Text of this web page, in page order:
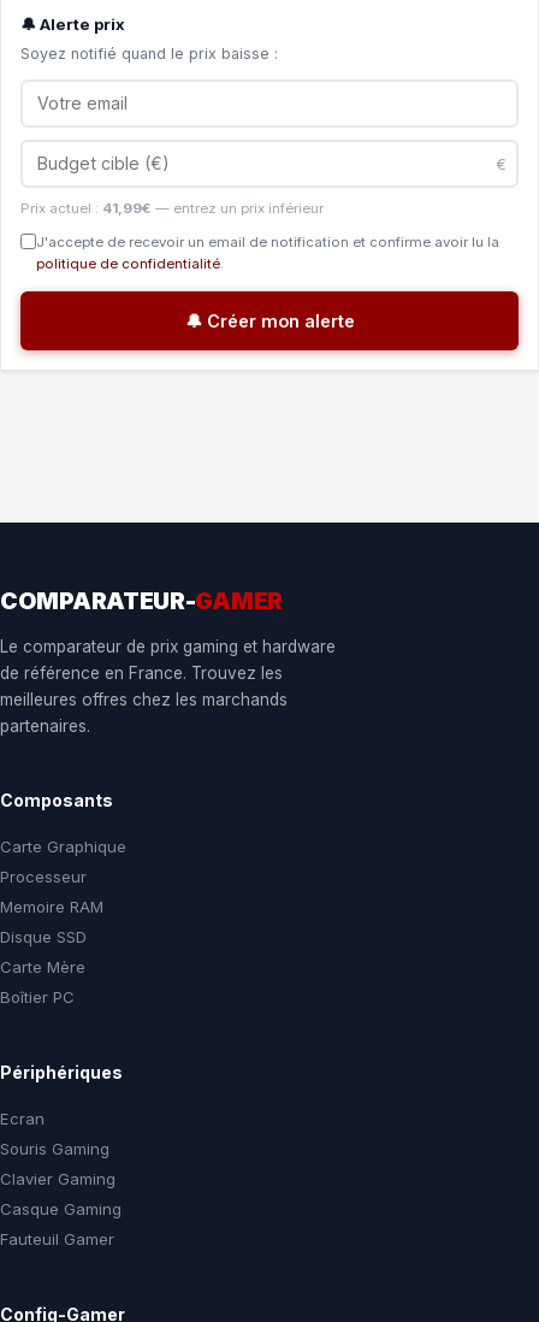
🔔 Alerte prix
Soyez notifié quand le prix baisse :
€
Prix actuel : 41,99€ — entrez un prix inférieur
J'accepte de recevoir un email de notification et confirme avoir lu la
politique de confidentialité
🔔 Créer mon alerte
COMPARATEUR-GAMER
Le comparateur de prix gaming et hardware
de référence en France. Trouvez les
meilleures offres chez les marchands
partenaires.
Composants
Carte Graphique
Processeur
Memoire RAM
Disque SSD
Carte Mère
Boîtier PC
Périphériques
Ecran
Souris Gaming
Clavier Gaming
Casque Gaming
Fauteuil Gamer
Config-Gamer